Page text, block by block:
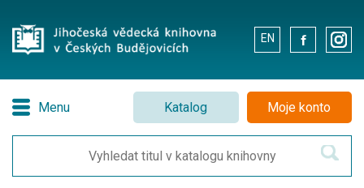
EN . .
Menu Katalog Moje konto